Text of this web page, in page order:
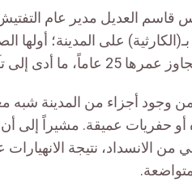
قاسم العديل مدير عام
على المدينة؛
أدى إلى تآكلها وتحللها.
وجود أجزاء من المدينة
حفريات عميقة. مشيراً إلى أن